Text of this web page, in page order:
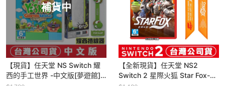
補貨中
【現貨】任天堂 NS Switch 耀
西的手工世界 -中文版[夢遊館]
【全新現貨】任天堂 NS2
Switch 2 星際火狐 Star Fox-中